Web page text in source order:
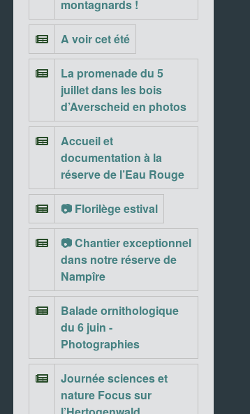
montagnards !
A voir cet été
La promenade du 5
juillet dans les bois
d’Averscheid en photos
Accueil et
documentation à la
réserve de l’Eau Rouge
📷 Florilège estival
📷 Chantier exceptionnel
dans notre réserve de
Nampîre
Balade ornithologique
du 6 juin -
Photographies
Journée sciences et
nature Focus sur